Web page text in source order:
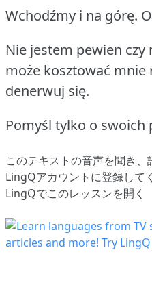
Wchodźmy i na górę.
Nie jestem pewien czy
może kosztować mnie
denerwuj się.
Pomyśl tylko o swoich
このテキストの音声を聞き、
LingQアカウントに登録して
LingQでこのレッスンを開く